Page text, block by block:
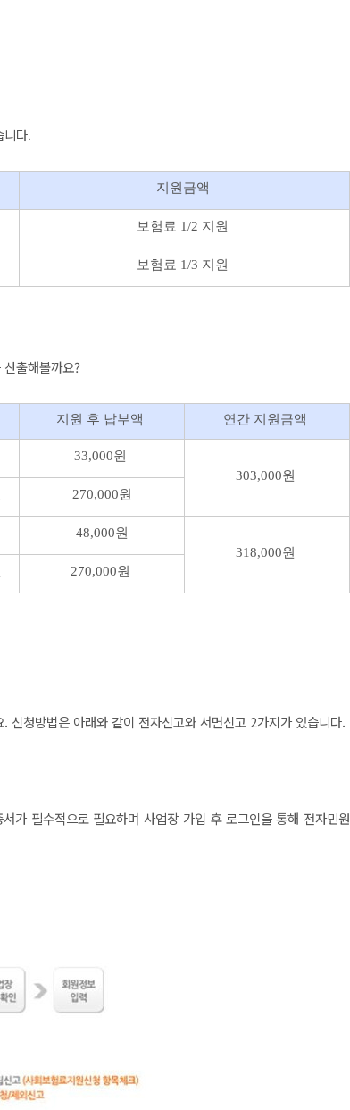
니다.
지원금액
보험료 1/2 지원
보험료 1/3 지원
산출해볼까요?
지원 후 납부액 연간 지원금액
33,000원
303,000원
270,000원
48,000원
318,000원
270,000원
신청방법은 아래와 같이 전자신고와 서면신고 2가지가 있습니다.
가 필수적으로 필요하며 사업장 가입 후 로그인을 통해 전자민원